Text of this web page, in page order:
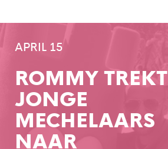
APRIL 15
ROMMY TREKT
JONGE
MECHELAARS
NAAR